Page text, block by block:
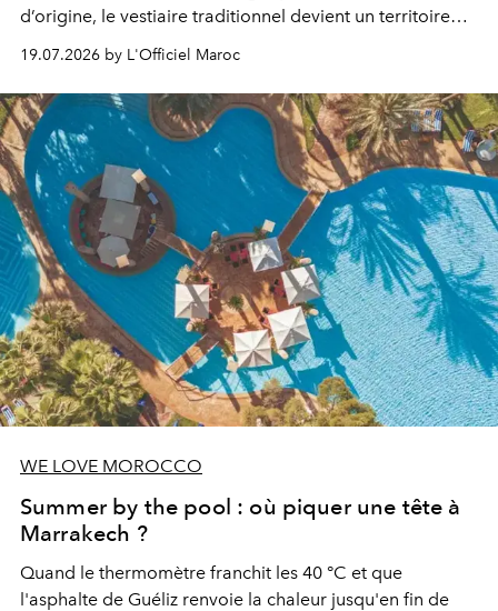
d’origine, le vestiaire traditionnel devient un territoire
d’expérimentation. Avec Néo Beldi, Diamantine en
révise les proportions et les usages pour l’inscrire dans
le quotidien contemporain, sans effacer la culture du
vêtement dont il procède.
19.07.2026 by L'Officiel Maroc
WE LOVE MOROCCO
Summer by the pool : où piquer une tête à
Marrakech ?
Quand le thermomètre franchit les 40 °C et que
l'asphalte de Guéliz renvoie la chaleur jusqu'en fin de